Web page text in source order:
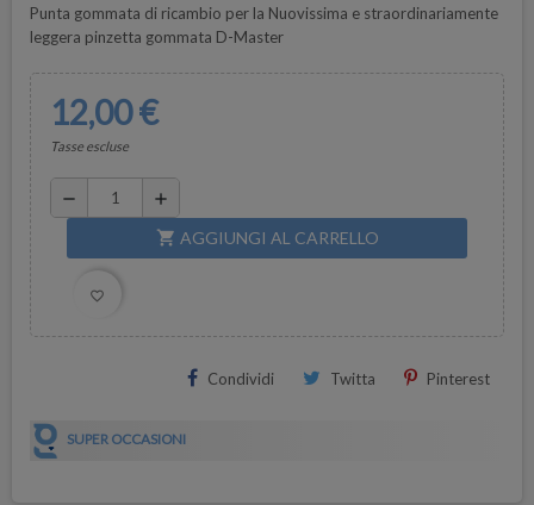
Punta gommata di ricambio per la Nuovissima e straordinariamente
leggera pinzetta gommata D-Master
12,00 €
Tasse escluse
remove add
shopping_cart AGGIUNGI AL CARRELLO
favorite_border
Condividi Twitta Pinterest
SUPER OCCASIONI